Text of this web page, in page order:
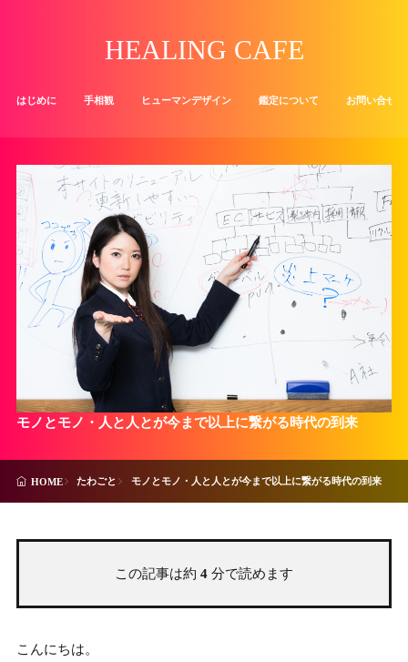
HEALING CAFE
はじめに 手相観 ヒューマンデザイン 鑑定について お問い合せ
モノとモノ・人と人とが今まで以上に繋がる時代の到来
HOME たわごと モノとモノ・人と人とが今まで以上に繋がる時代の到来
この記事は約 4 分で読めます
こんにちは。